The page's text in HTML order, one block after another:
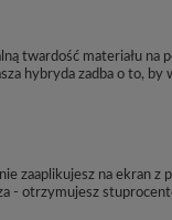
twardość materiału na
hybryda zadba o to, by
zaaplikujesz na ekran z
- otrzymujesz